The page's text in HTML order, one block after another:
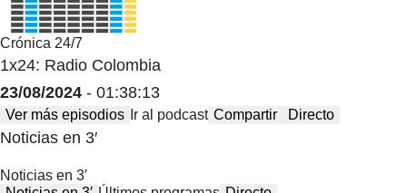
Crónica 24/7
1x24: Radio Colombia
23/08/2024 - 01:38:13
Ver más episodios Ir al podcast Compartir Directo
Noticias en 3′
Noticias en 3′